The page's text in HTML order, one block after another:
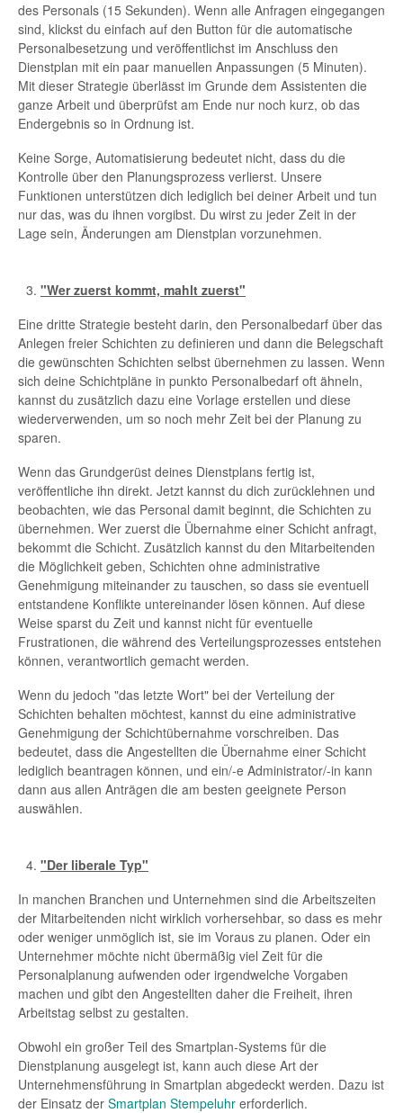
des Personals (15 Sekunden). Wenn alle Anfragen eingegangen
sind, klickst du einfach auf den Button für die automatische
Personalbesetzung und veröffentlichst im Anschluss den
Dienstplan mit ein paar manuellen Anpassungen (5 Minuten).
Mit dieser Strategie überlässt im Grunde dem Assistenten die
ganze Arbeit und überprüfst am Ende nur noch kurz, ob das
Endergebnis so in Ordnung ist.
Keine Sorge, Automatisierung bedeutet nicht, dass du die
Kontrolle über den Planungsprozess verlierst. Unsere
Funktionen unterstützen dich lediglich bei deiner Arbeit und tun
nur das, was du ihnen vorgibst. Du wirst zu jeder Zeit in der
Lage sein, Änderungen am Dienstplan vorzunehmen.
"Wer zuerst kommt, mahlt zuerst"
Eine dritte Strategie besteht darin, den Personalbedarf über das
Anlegen freier Schichten zu definieren und dann die Belegschaft
die gewünschten Schichten selbst übernehmen zu lassen. Wenn
sich deine Schichtpläne in punkto Personalbedarf oft ähneln,
kannst du zusätzlich dazu eine Vorlage erstellen und diese
wiederverwenden, um so noch mehr Zeit bei der Planung zu
sparen.
Wenn das Grundgerüst deines Dienstplans fertig ist,
veröffentliche ihn direkt. Jetzt kannst du dich zurücklehnen und
beobachten, wie das Personal damit beginnt, die Schichten zu
übernehmen. Wer zuerst die Übernahme einer Schicht anfragt,
bekommt die Schicht. Zusätzlich kannst du den Mitarbeitenden
die Möglichkeit geben, Schichten ohne administrative
Genehmigung miteinander zu tauschen, so dass sie eventuell
entstandene Konflikte untereinander lösen können. Auf diese
Weise sparst du Zeit und kannst nicht für eventuelle
Frustrationen, die während des Verteilungsprozesses entstehen
können, verantwortlich gemacht werden.
Wenn du jedoch "das letzte Wort" bei der Verteilung der
Schichten behalten möchtest, kannst du eine administrative
Genehmigung der Schichtübernahme vorschreiben. Das
bedeutet, dass die Angestellten die Übernahme einer Schicht
lediglich beantragen können, und ein/-e Administrator/-in kann
dann aus allen Anträgen die am besten geeignete Person
auswählen.
"Der liberale Typ"
In manchen Branchen und Unternehmen sind die Arbeitszeiten
der Mitarbeitenden nicht wirklich vorhersehbar, so dass es mehr
oder weniger unmöglich ist, sie im Voraus zu planen. Oder ein
Unternehmer möchte nicht übermäßig viel Zeit für die
Personalplanung aufwenden oder irgendwelche Vorgaben
machen und gibt den Angestellten daher die Freiheit, ihren
Arbeitstag selbst zu gestalten.
Obwohl ein großer Teil des Smartplan-Systems für die
Dienstplanung ausgelegt ist, kann auch diese Art der
Unternehmensführung in Smartplan abgedeckt werden. Dazu ist
der Einsatz der Smartplan Stempeluhr erforderlich.